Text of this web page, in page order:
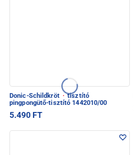
Donic-Schildkröt ·tisztító
pingpongütő-tisztító 1442010/00
5.490 FT